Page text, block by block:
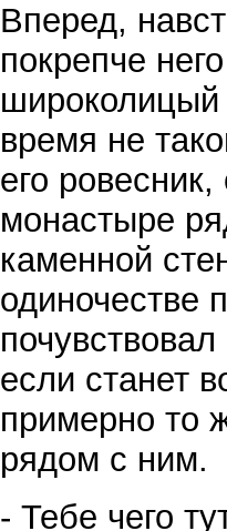
Вперед,
покрепче
время не
его
монастыре
каменной
одиночестве
если станет
примерно то
рядом с ним.
- Тебе чего